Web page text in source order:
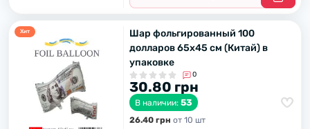
Хит
Шар фольгированный 100
долларов 65х45 см (Китай) в
упаковке
0
30.80 грн
В наличии: 53
26.40 грн от 10 шт